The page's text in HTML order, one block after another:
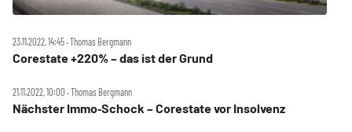
23.11.2022, 14:45 ‧ Thomas Bergmann
Corestate +220% – das ist der Grund
21.11.2022, 10:00 ‧ Thomas Bergmann
Nächster Immo‑Schock – Corestate vor Insolvenz